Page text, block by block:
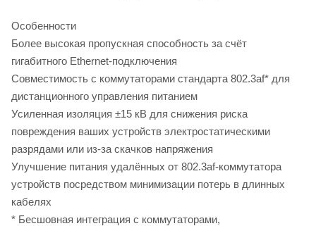
Особенности
Более высокая пропускная способность за счёт
гигабитного Ethernet-подключения
Совместимость с коммутаторами стандарта 802.3af* для
дистанционного управления питанием
Усиленная изоляция ±15 кВ для снижения риска
повреждения ваших устройств электростатическими
разрядами или из-за скачков напряжения
Улучшение питания удалённых от 802.3af-коммутатора
устройств посредством минимизации потерь в длинных
кабелях
* Бесшовная интеграция с коммутаторами,